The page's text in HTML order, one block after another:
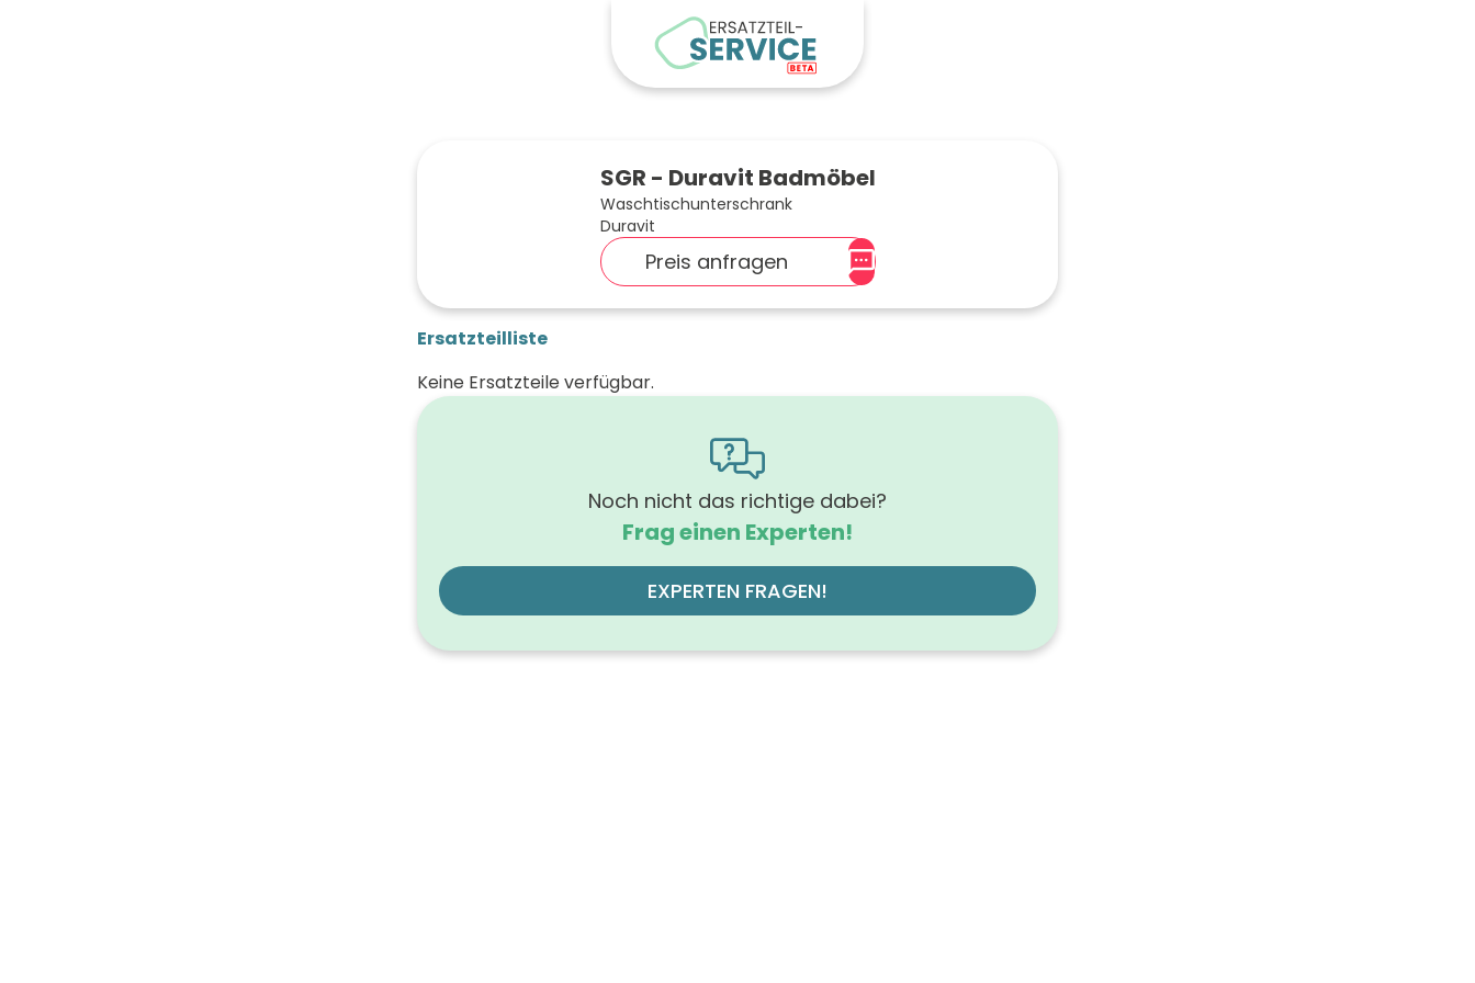
SGR - Duravit Badmöbel
Waschtischunterschrank
Duravit
Preis anfragen
Ersatzteilliste
Keine Ersatzteile verfügbar.
Noch nicht das richtige dabei?
Frag einen Experten!
EXPERTEN FRAGEN!